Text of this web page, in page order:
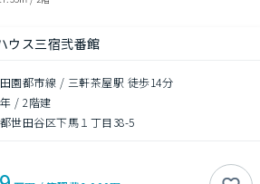
ウス三宿弐番館
園都市線 / 三軒茶屋駅 徒歩14分
/2階建
世田谷区下馬１丁目38-5